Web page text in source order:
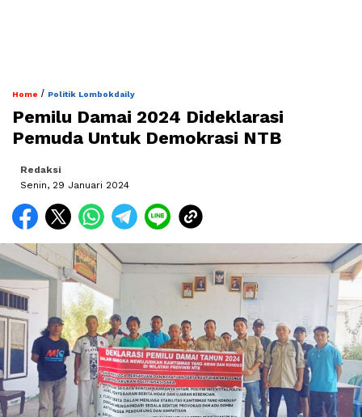
Home / Politik Lombokdaily
Pemilu Damai 2024 Dideklarasi
Pemuda Untuk Demokrasi NTB
Redaksi
Senin, 29 Januari 2024